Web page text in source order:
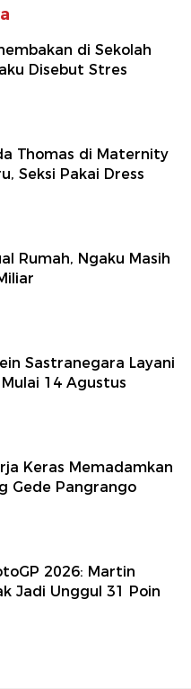
di Sekolah
Disebut Stres
Thomas di Maternity
Seksi Pakai Dress
Rumah, Ngaku Masih
Sastranegara Layani
14 Agustus
Keras Memadamkan
Gede Pangrango
2026: Martin
Jadi Unggul 31 Poin